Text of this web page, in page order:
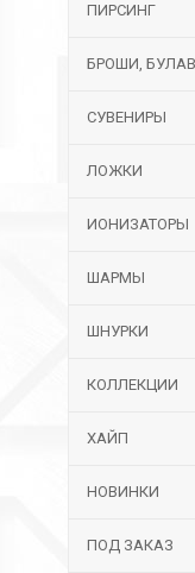
ПИРСИНГ
БРОШИ,
СУВЕНИРЫ
ЛОЖКИ
ИОНИЗАТОРЫ
ШАРМЫ
ШНУРКИ
КОЛЛЕКЦИИ
ХАЙП
НОВИНКИ
ПОД ЗАКАЗ